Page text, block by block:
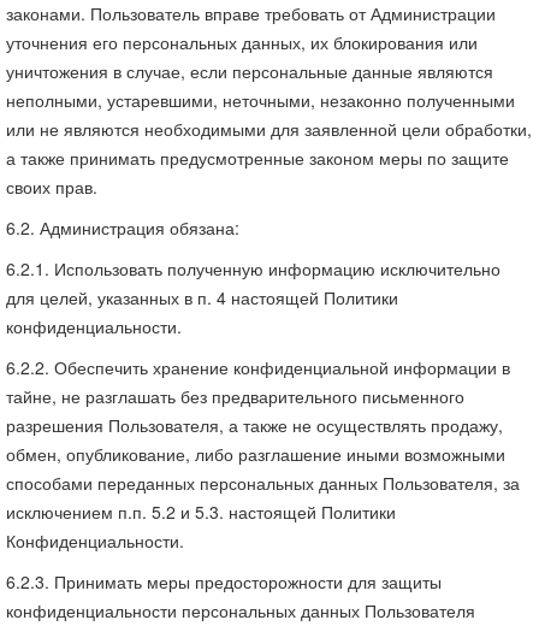
законами. Пользователь вправе требовать от Администрации
уточнения его персональных данных, их блокирования или
уничтожения в случае, если персональные данные являются
неполными, устаревшими, неточными, незаконно полученными
или не являются необходимыми для заявленной цели обработки,
а также принимать предусмотренные законом меры по защите
своих прав.
6.2. Администрация обязана:
6.2.1. Использовать полученную информацию исключительно
для целей, указанных в п. 4 настоящей Политики
конфиденциальности.
6.2.2. Обеспечить хранение конфиденциальной информации в
тайне, не разглашать без предварительного письменного
разрешения Пользователя, а также не осуществлять продажу,
обмен, опубликование, либо разглашение иными возможными
способами переданных персональных данных Пользователя, за
исключением п.п. 5.2 и 5.3. настоящей Политики
Конфиденциальности.
6.2.3. Принимать меры предосторожности для защиты
конфиденциальности персональных данных Пользователя